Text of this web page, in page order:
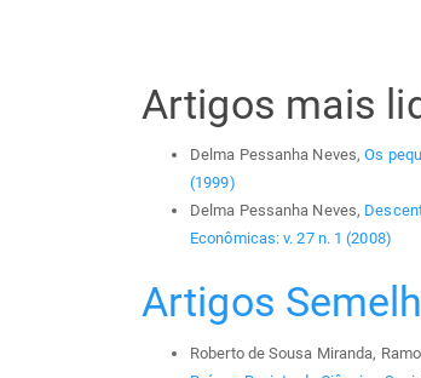
Artigos mais
Delma Pessanha Neves,Os
(1999)
Delma Pessanha Neves,
Econômicas: v. 27 n. 1 (2008)
Artigos
Roberto de Sousa Miranda,